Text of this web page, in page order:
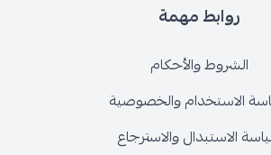
روابط مهمة
الشروط والأحكام
الاستخدام والخصوصية
الاستبدال والاسترجاع